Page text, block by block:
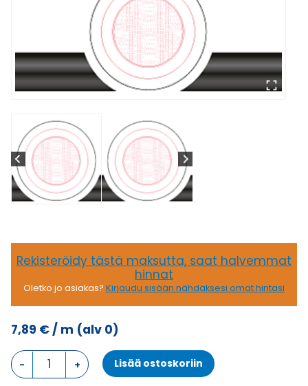
Rekisteröidy tästä maksutta, saat halvemmat
hinnat
Oletko jo asiakas? Kirjaudu sisään nähdäksesi omat hintasi
7,89 €/ m (alv 0)
Ohjauskaapeli
NSHXAFÖ
Lisää ostoskoriin